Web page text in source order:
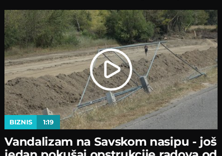
BIZNIS 1:19
Vandalizam na Savskom nasipu - јoš